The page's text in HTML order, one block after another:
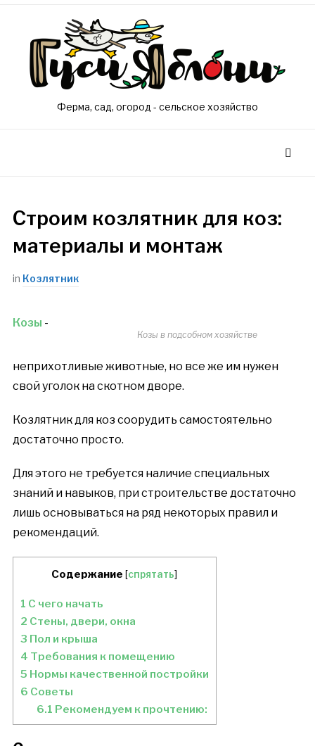
Ферма, сад, огород - сельское хозяйство
Строим козлятник для коз:
материалы и монтаж
in Козлятник
Козы в подсобном хозяйстве
Козы -
неприхотливые животные, но все же им нужен
свой уголок на скотном дворе.
Козлятник для коз соорудить самостоятельно
достаточно просто.
Для этого не требуется наличие специальных
знаний и навыков, при строительстве достаточно
лишь основываться на ряд некоторых правил и
рекомендаций.
Содержание [спрятать]
1 С чего начать
2 Стены, двери, окна
3 Пол и крыша
4 Требования к помещению
5 Нормы качественной постройки
6 Советы
6.1 Рекомендуем к прочтению: